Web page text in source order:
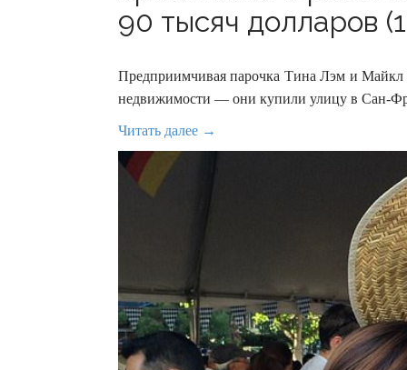
90 тысяч долларов
Предприимчивая парочка Тина Лэм и Майкл
недвижимости — они купили улицу в Сан-
Читать далее →